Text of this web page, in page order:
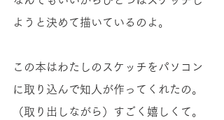
ようと決めて描いているのよ。
この本はわたしのスケッチをパソコン
に取り込んで知人が作ってくれたの。
（取り出しながら）すごく嬉しくて。